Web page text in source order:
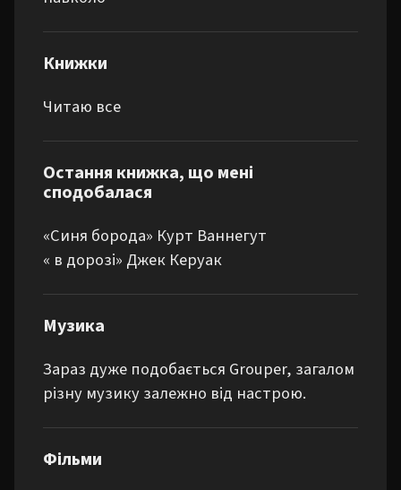
Книжки
Читаю все
Остання книжка, що мені
сподобалася
«Синя борода» Курт Ваннегут
« в дорозі» Джек Керуак
Музика
Зараз дуже подобається Grouper, загалом
різну музику залежно від настрою.
Фільми